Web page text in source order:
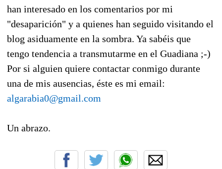
han interesado en los comentarios por mi
"desaparición" y a quienes han seguido visitando el
blog asiduamente en la sombra. Ya sabéis que
tengo tendencia a transmutarme en el Guadiana ;-)
Por si alguien quiere contactar conmigo durante
una de mis ausencias, éste es mi email:
algarabia0@gmail.com
Un abrazo.